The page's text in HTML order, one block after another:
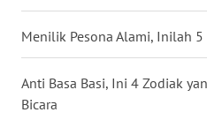
Menilik Pesona Alami, Inilah
Anti Basa Basi, Ini 4 Zodiak
Bicara
LAMPUNG
WN
JATENG